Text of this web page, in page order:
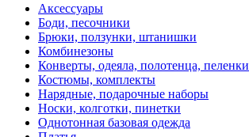
Аксессуары
Боди, песочники
Брюки, ползунки, штанишки
Комбинезоны
Конверты, одеяла, полотенца, пеленки
Костюмы, комплекты
Нарядные, подарочные наборы
Носки, колготки, пинетки
Однотонная базовая одежда